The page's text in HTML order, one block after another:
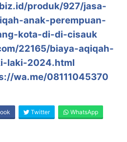
produk/927/jasa-
anak-perempuan-
kota-di-di-cisauk
22165/biaya-aqiqah-
laki-2024.html
wa.me/08111045370
Twitter WhatsApp